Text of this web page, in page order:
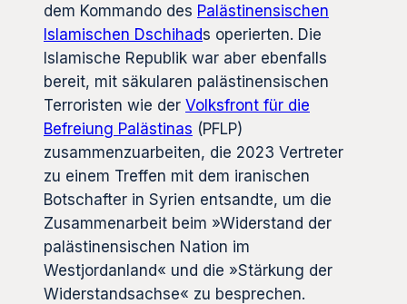
dem Kommando des Palästinensischen
Islamischen Dschihads operierten. Die
Islamische Republik war aber ebenfalls
bereit, mit säkularen palästinensischen
Terroristen wie der Volksfront für die
Befreiung Palästinas (PFLP)
zusammenzuarbeiten, die 2023 Vertreter
zu einem Treffen mit dem iranischen
Botschafter in Syrien entsandte, um die
Zusammenarbeit beim »Widerstand der
palästinensischen Nation im
Westjordanland« und die »Stärkung der
Widerstandsachse« zu besprechen.